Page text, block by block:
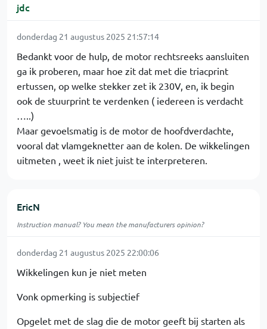
jdc
donderdag 21 augustus 2025 21:57:14
Bedankt voor de hulp, de motor rechtsreeks aansluiten
ga ik proberen, maar hoe zit dat met die triacprint
ertussen, op welke stekker zet ik 230V, en, ik begin
ook de stuurprint te verdenken ( iedereen is verdacht
…..)
Maar gevoelsmatig is de motor de hoofdverdachte,
vooral dat vlamgeknetter aan de kolen. De wikkelingen
uitmeten , weet ik niet juist te interpreteren.
EricN
Instruction manual? You mean the manufacturers opinion?
donderdag 21 augustus 2025 22:00:06
Wikkelingen kun je niet meten
Vonk opmerking is subjectief
Opgelet met de slag die de motor geeft bij starten als